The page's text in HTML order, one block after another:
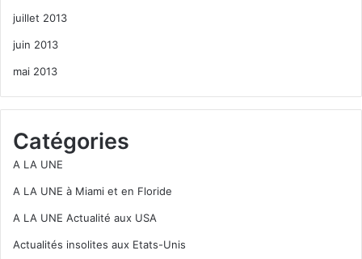
juillet 2013
juin 2013
mai 2013
Catégories
A LA UNE
A LA UNE à Miami et en Floride
A LA UNE Actualité aux USA
Actualités insolites aux Etats-Unis